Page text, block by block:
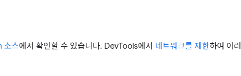
소스에서 확인할 수 있습니다. DevTools에서 네트워크를 제한하여 이러